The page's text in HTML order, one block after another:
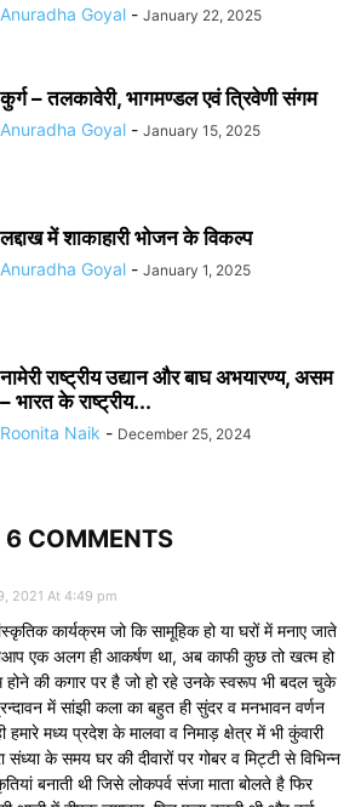
Anuradha Goyal - January 22, 2025
कुर्ग – तलकावेरी, भागमण्डल एवं त्रिवेणी संगम
Anuradha Goyal - January 15, 2025
लद्दाख में शाकाहारी भोजन के विकल्प
Anuradha Goyal - January 1, 2025
नामेरी राष्ट्रीय उद्यान और बाघ अभयारण्य, असम
– भारत के राष्ट्रीय...
Roonita Naik - December 25, 2024
6 COMMENTS
2021 At 4:49 pm
कार्यक्रम जो कि सामूहिक हो या घरों में मनाए जाते
एक अलग ही आकर्षण था, अब काफी कुछ तो खत्म हो
की कगार पर है जो हो रहे उनके स्वरूप भी बदल चुके
में सांझी कला का बहुत ही सुंदर व मनभावन वर्णन
हमारे मध्य प्रदेश के मालवा व निमाड़ क्षेत्र में भी कुंवारी
संध्या के समय घर की दीवारों पर गोबर व मिट्टी से विभिन्न
बनाती थी जिसे लोकपर्व संजा माता बोलते है फिर